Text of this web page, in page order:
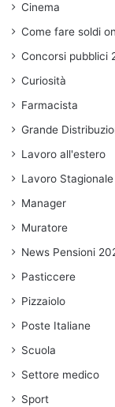
Cinema
Come fare soldi
Concorsi pubblici
Curiosità
Farmacista
Grande
Lavoro all'estero
Lavoro Stagionale
Manager
Muratore
News Pensioni
Pasticcere
Pizzaiolo
Poste Italiane
Scuola
Settore medico
Sport